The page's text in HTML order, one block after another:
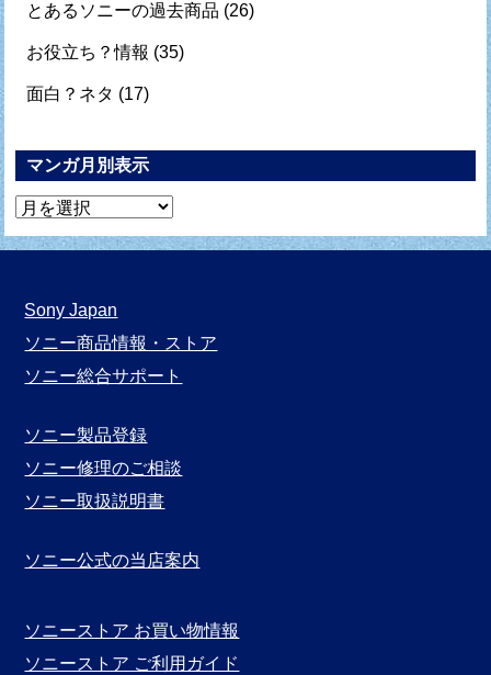
とあるソニーの過去商品 (26)
お役立ち？情報 (35)
面白？ネタ (17)
マンガ月別表示
マ
ン
月
別
表
Sony Japan
ソニー商品情報・ストア
ソニー総合サポート
ソニー製品登録
ソニー修理のご相談
ソニー取扱説明書
ソニー公式の当店案内
ソニーストア お買い物情報
ソニーストア ご利用ガイド